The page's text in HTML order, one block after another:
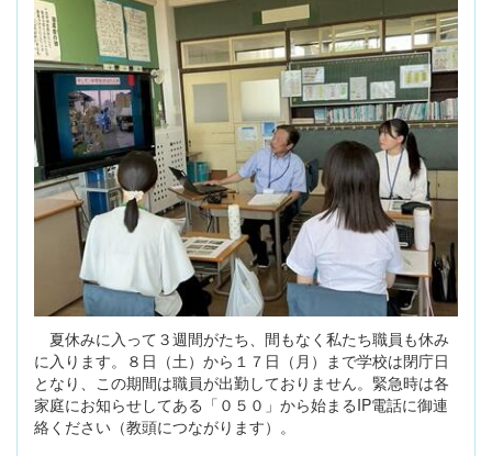
夏休みに入って３週間がたち、間もなく私たち職員も休み
に入ります。８日（土）から１７日（月）まで学校は閉庁日
となり、この期間は職員が出勤しておりません。緊急時は各
家庭にお知らせしてある「０５０」から始まるIP電話に御連
絡ください（教頭につながります）。